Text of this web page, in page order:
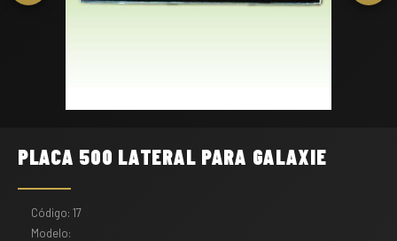
PLACA 500 LATERAL PARA GALAXIE
Código: 17
Modelo: